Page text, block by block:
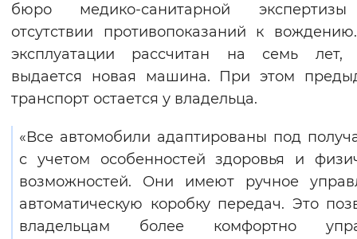
бюро медико-санитарной
отсутствии противопоказаний к
эксплуатации рассчитан на семь лет,
выдается новая машина. При этом
транспорт остается у владельца.
«Все автомобили адаптированы под
с учетом особенностей здоровья и
возможностей. Они имеют ручное
автоматическую коробку передач. Это
владельцам более комфортно